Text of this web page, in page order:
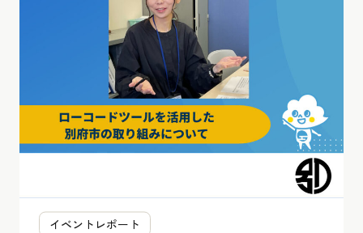
イベントレポート